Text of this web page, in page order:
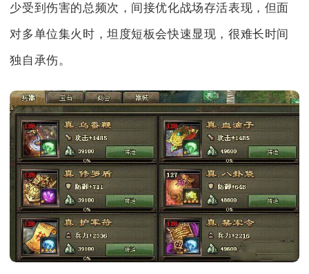
少受到伤害的总频次，间接优化战场存活表现，但面
对多单位集火时，坦度短板会快速显现，很难长时间
独自承伤。